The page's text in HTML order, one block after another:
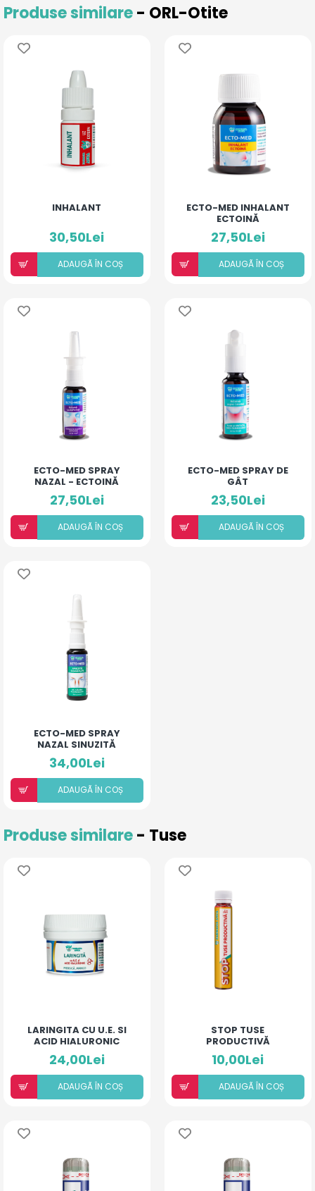
Produse similare- ORL-Otite
INHALANT
30,50Lei
ADAUGÃ ÎN COȘ
ECTO-MED INHALANT
ECTOINĂ
27,50Lei
ADAUGÃ ÎN COȘ
ECTO-MED SPRAY
NAZAL - ECTOINĂ
LACTOFERINĂ
27,50Lei
ADAUGÃ ÎN COȘ
ECTO-MED SPRAY DE
GÂT
23,50Lei
ADAUGÃ ÎN COȘ
ECTO-MED SPRAY
NAZAL SINUZITĂ
34,00Lei
ADAUGÃ ÎN COȘ
Produse similare- Tuse
LARINGITA CU U.E. SI
ACID HIALURONIC
(PIERSICĂ ȘI MANGO)
24,00Lei
ADAUGÃ ÎN COȘ
STOP TUSE
PRODUCTIVĂ
10,00Lei
ADAUGÃ ÎN COȘ